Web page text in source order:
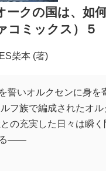
ークの国は、如
コミックス）５
柴本 (著)
誓いオルクセンに身を
フ族で編成されたオ
の充実した日々は瞬
る――